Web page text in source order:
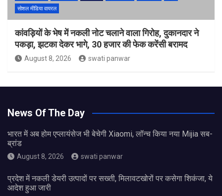
सोशल मीडिया वायरल
कांवड़ियों के भेष में नकली नोट चलाने वाला गिरोह, दुकानदार ने
पकड़ा, झटका देकर भागे, 30 हजार की फेक करेंसी बरामद
August 8, 2026 swati panwar
News Of The Day
भारत में अब होम एप्लायंसेज भी बेचेगी Xiaomi, लॉन्च किया नया Mijia सब-
ब्रांड
August 8, 2026 swati panwar
प्रदेश में नकली डेयरी उत्पादों पर सख्ती, मिलावटखोरों पर कसेगा शिकंजा, ये
आदेश हुआ जारी